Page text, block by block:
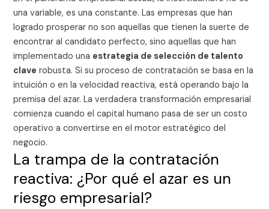
una variable, es una constante. Las empresas que han
logrado prosperar no son aquellas que tienen la suerte de
encontrar al candidato perfecto, sino aquellas que han
implementado una estrategia de selección de talento
clave robusta. Si su proceso de contratación se basa en la
intuición o en la velocidad reactiva, está operando bajo la
premisa del azar. La verdadera transformación empresarial
comienza cuando el capital humano pasa de ser un costo
operativo a convertirse en el motor estratégico del
negocio.
La trampa de la contratación
reactiva: ¿Por qué el azar es un
riesgo empresarial?